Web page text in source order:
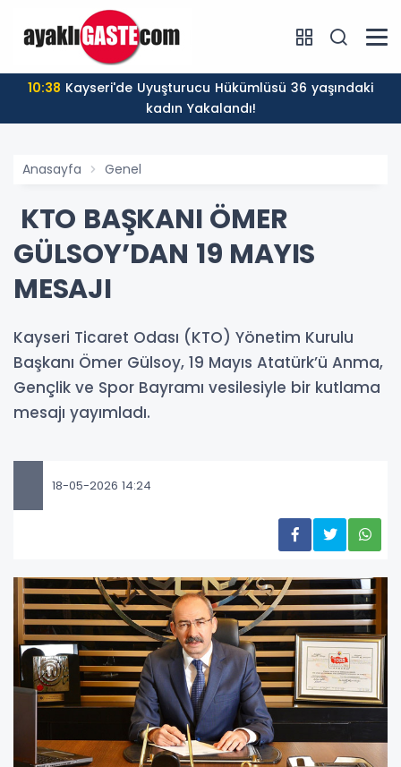
10:38
kadın Yakalandı!
Anasayfa Genel
KTO BAŞKANI ÖMER
GÜLSOY’DAN 19 MAYIS
MESAJI
Kayseri Ticaret Odası (KTO) Yönetim Kurulu
Başkanı Ömer Gülsoy, 19 Mayıs Atatürk’ü Anma,
Gençlik ve Spor Bayramı vesilesiyle bir kutlama
mesajı yayımladı.
18-05-2026 14:24